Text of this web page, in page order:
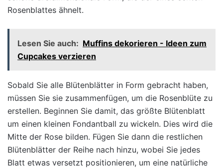
Rosenblattes ähnelt.
Lesen Sie auch: Muffins dekorieren - Ideen zum
Cupcakes verzieren
Sobald Sie alle Blütenblätter in Form gebracht haben,
müssen Sie sie zusammenfügen, um die Rosenblüte zu
erstellen. Beginnen Sie damit, das größte Blütenblatt
um einen kleinen Fondantball zu wickeln. Dies wird die
Mitte der Rose bilden. Fügen Sie dann die restlichen
Blütenblätter der Reihe nach hinzu, wobei Sie jedes
Blatt etwas versetzt positionieren, um eine natürliche